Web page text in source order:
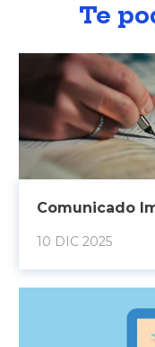
Te
Comunicado
10 DIC 2025